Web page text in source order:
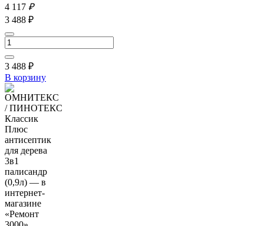
4 117 ₽
3 488 ₽
3 488 ₽
В корзину